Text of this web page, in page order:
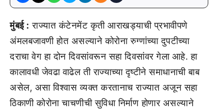
मुंबई : राज्यात कंटेनमेंट कृती आराखड्याची प्रभावीपणे
अंमलबजावणी होत असल्याने कोरोना रुग्णांच्या दुपटीच्या
दराचा वेग हा दोन दिवसांवरून सहा दिवसांवर गेला आहे. हा
कालावधी जेवढा वाढेल ती राज्याच्या दृष्टीने समाधानाची बाब
असेल, असा विश्वास व्यक्त करतानाच राज्यात अजून सहा
ठिकाणी कोरोना चाचणीची सुविधा निर्माण होणार असल्याने